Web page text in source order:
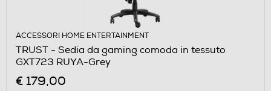
ACCESSORI HOME ENTERTAINMENT
TRUST - Sedia da gaming comoda in tessuto
GXT723 RUYA-Grey
€ 179,00